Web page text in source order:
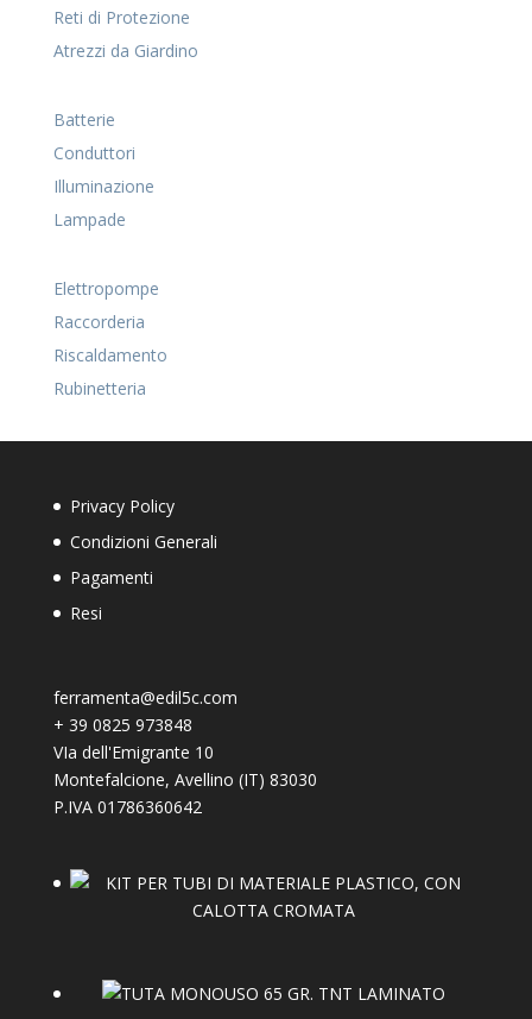
Reti di Protezione
Atrezzi da Giardino
Batterie
Conduttori
Illuminazione
Lampade
Elettropompe
Raccorderia
Riscaldamento
Rubinetteria
Privacy Policy
Condizioni Generali
Pagamenti
Resi
ferramenta@edil5c.com
+ 39 0825 973848
VIa dell'Emigrante 10
Montefalcione, Avellino (IT) 83030
P.IVA 01786360642